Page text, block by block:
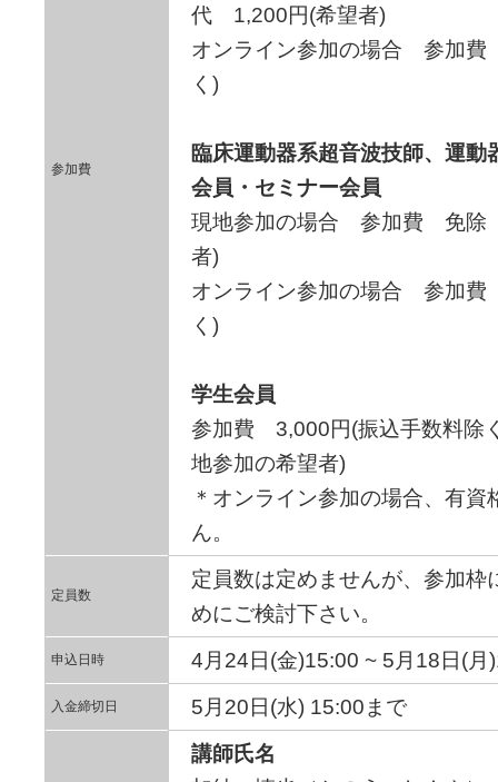
参加費
代 1,200円(希望者)
オンライン参加の場合 参加
く)
臨床運動器系超音波技師、運動
会員・セミナー会員
現地参加の場合 参加費 免
者)
オンライン参加の場合 参加
く)
学生会員
参加費 3,000円(振込手数料
地参加の希望者)
＊オンライン参加の場合、有
ん。
定員数
定員数は定めませんが、参加枠
めにご検討下さい。
申込日時 4月24日(金)15:00 ~ 5月18日(月
入金締切日
5月20日(水) 15:00まで
講師氏名